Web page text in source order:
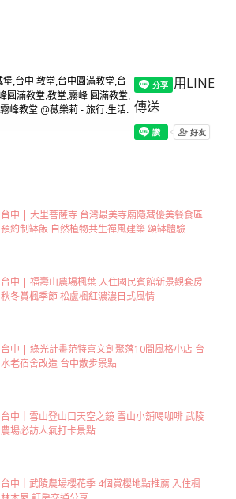
用LINE
傳送
台中 | 大里菩薩寺 台灣最美寺廟隱藏優美餐食區
預約制缽飯 自然植物共生禪風建築 頌缽體驗
台中 | 福壽山農場楓葉 入住國民賓館新景觀套房
秋冬賞楓季節 松盧楓紅濃濃日式風情
台中 | 綠光計畫范特喜文創聚落10間風格小店 台
水老宿舍改造 台中散步景點
台中｜雪山登山口天空之鏡 雪山小舖喝咖啡 武陵
農場必訪人氣打卡景點
台中｜武陵農場櫻花季 4個賞櫻地點推薦 入住楓